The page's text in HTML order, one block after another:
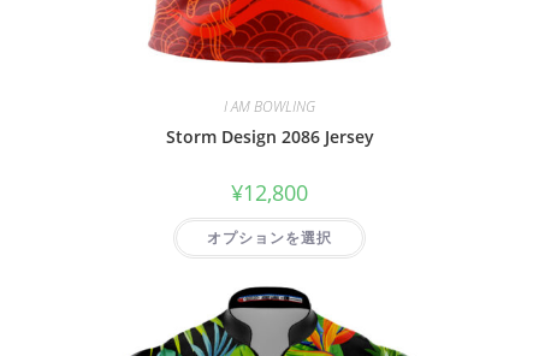
I AM BOWLING
Storm Design 2086 Jersey
¥12,800
オプションを選択